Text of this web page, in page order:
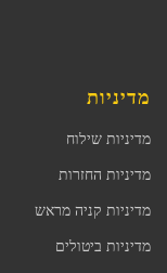
מדיניות
מדיניות שילוח
מדיניות החזרות
מדיניות קניה מראש
מדיניות ביטולים